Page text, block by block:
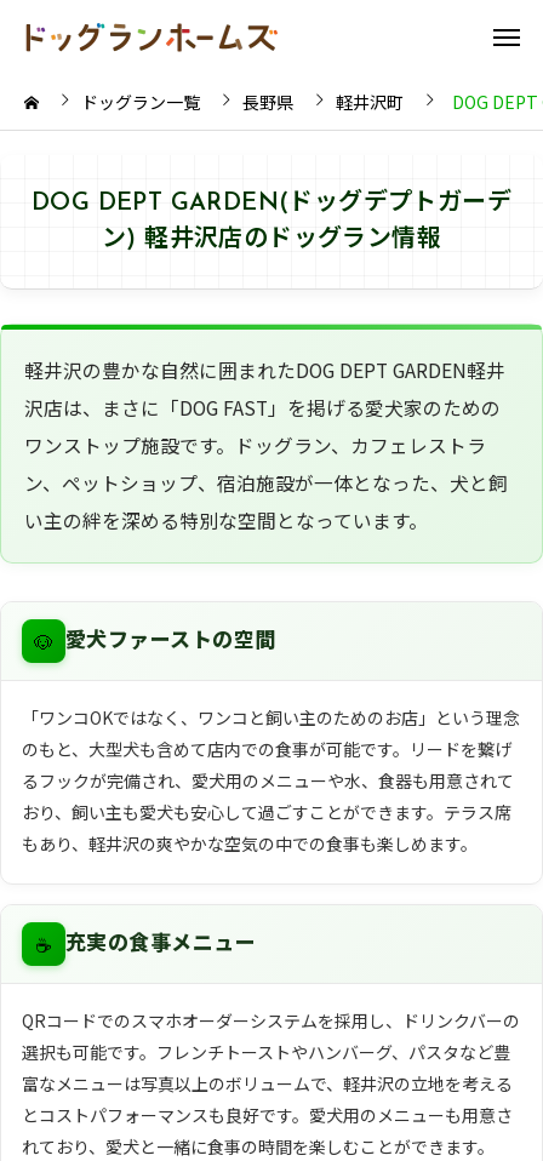
ドッグラン一覧 長野県 軽井沢町 DOG
DOG DEPT GARDEN(ドッグデプトガーデ
ン) 軽井沢店のドッグラン情報
軽井沢の豊かな自然に囲まれたDOG DEPT GARDEN軽井
沢店は、まさに「DOG FAST」を掲げる愛犬家のための
ワンストップ施設です。ドッグラン、カフェレストラ
ン、ペットショップ、宿泊施設が一体となった、犬と飼
い主の絆を深める特別な空間となっています。
🐶 愛犬ファーストの空間
「ワンコOKではなく、ワンコと飼い主のためのお店」という理念
のもと、大型犬も含めて店内での食事が可能です。リードを繋げ
るフックが完備され、愛犬用のメニューや水、食器も用意されて
おり、飼い主も愛犬も安心して過ごすことができます。テラス席
もあり、軽井沢の爽やかな空気の中での食事も楽しめます。
☕ 充実の食事メニュー
QRコードでのスマホオーダーシステムを採用し、ドリンクバーの
選択も可能です。フレンチトーストやハンバーグ、パスタなど豊
富なメニューは写真以上のボリュームで、軽井沢の立地を考える
とコストパフォーマンスも良好です。愛犬用のメニューも用意さ
れており、愛犬と一緒に食事の時間を楽しむことができます。